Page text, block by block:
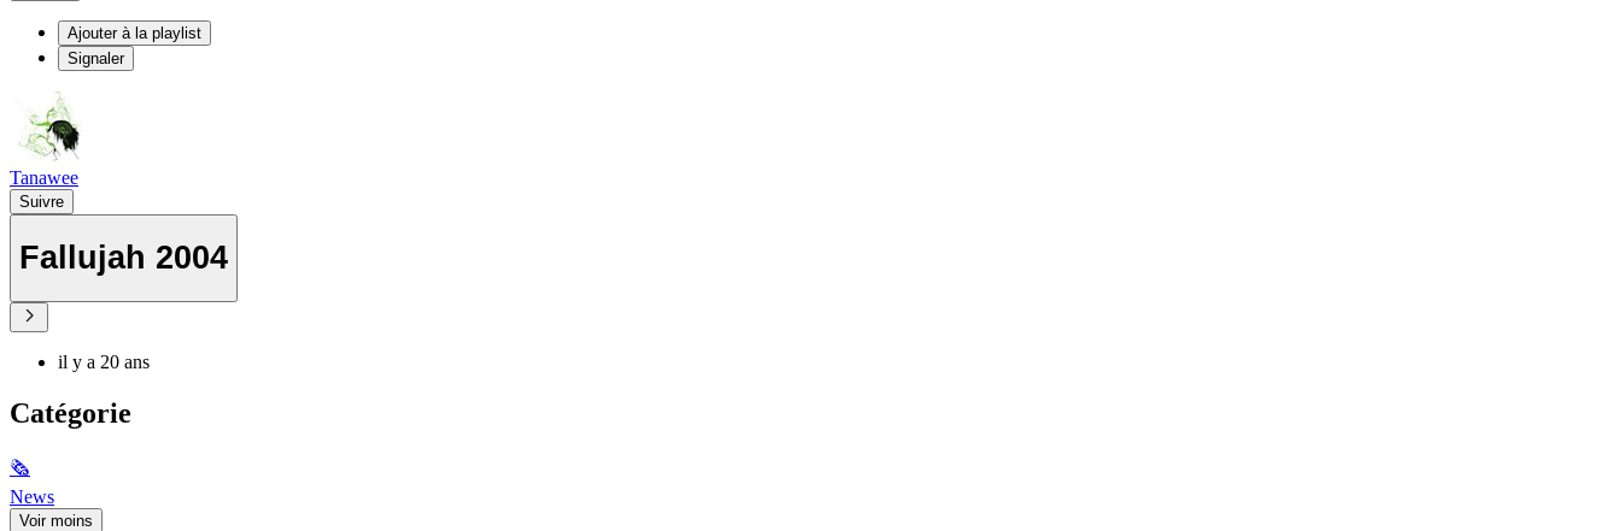
Ajouter à la playlist
Signaler
Tanawee
Suivre
Fallujah 2004
il y a 20 ans
Catégorie
🗞
News
Voir moins